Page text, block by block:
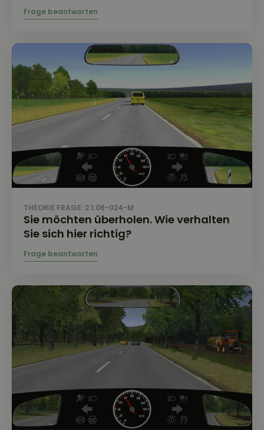
THEORIE FRAGE: 2.1.06-024-M
Sie möchten überholen. Wie verhalten
Sie sich hier richtig?